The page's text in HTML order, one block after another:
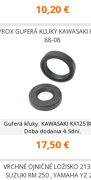
10,20 €
GUFERÁ KĽUKY KAWASAKI
88-08
Guferá kľuky. KAWASAKI KX125
Doba dodania 4-5dní.
17,50 €
VRCHNÉ OJNIČNÉ LOŽISKO
SUZUKI RM 250 , YAMAHA YZ